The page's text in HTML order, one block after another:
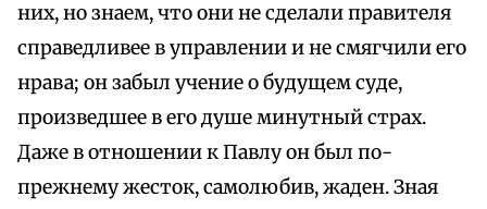
них, но знаем, что они не сделали правителя
справедливее в управлении и не смягчили его
нрава; он забыл учение о будущем суде,
произведшее в его душе минутный страх.
Даже в отношении к Павлу он был по-
прежнему жесток, самолюбив, жаден. Зная